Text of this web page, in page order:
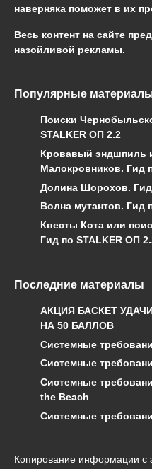
наверняка поможет в их
Весь контент на сайте
назойливой рекламы.
Популярные
Поиски
STALKER ОП 2.2
Кровавый эндшпиль
Малокровников. Гид
Долина Шорохов. Гид
Волна мутантов. Гид
Квесты Кота или
Гид по STALKER ОП
Последние материалы
АКЦИЯ БАСКЕТ
НА 50 БАЛЛОВ
Системные
Системные
Системные
the Beach
Системные
Копирование информации с